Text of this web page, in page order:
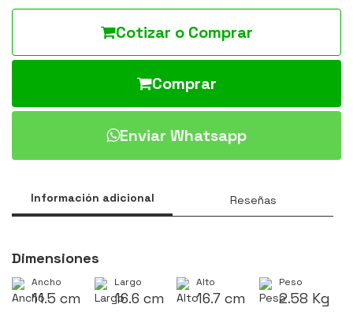
Cotizar o Comprar
Comprar
Enviar Whatsapp
Información adicional Reseñas
Dimensiones
Ancho
11.5 cm
Largo
16.6 cm
Alto
16.7 cm
Peso
2.58 Kg